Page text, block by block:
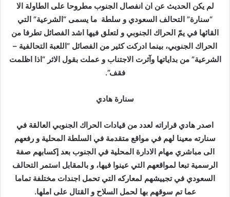
لم يكن الحديث عن ان انفصال الجنوب مطروحا على الطاولة الا
“سنارة” التحالف السعودي و سلطة ما يسمى “الشرعية” التي
القائها في يمّ الحراك الجنوبي و لتعلق فيها اشد الفصائل تطرفا من
الحراك الجنوبي، بينما ادركت كثير من الفصائل “اللعبة التحالفية –
الشرعية” من بداياتها وآثرت الاجتناب و عملت بقول الاثر “اذا اظلمت
فقف”.
سنارة هادي
اصدر هادي قراراته لعدد من قيادات الحراك الجنوبي العالقة في
سنارته معينا لهم في مواقع متقدمة في السلطة المحلية و رفعهم
الى مباشري مهام الادارة المحلية في الجنوب بعد إكسابهم صفة
الرسمية تبعا لمواقعهم التي عينوا فيها، و بالمقابل استمر التحالف
السعودي في تجييشهم لمعاركه التي تحمل اجندات مختلفة تماما
عما تم سوقهم بها لحمل السلاح و القتال على املها.